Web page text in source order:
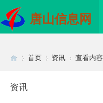
唐山信息网
首页 资讯 查看内容
资讯